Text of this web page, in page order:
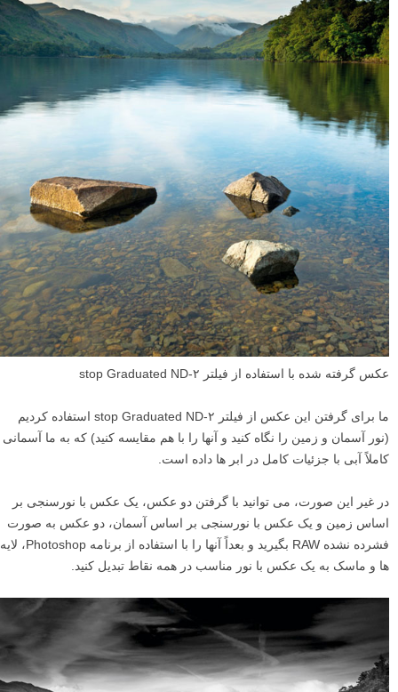
عکس گرفته شده با استفاده از فیلتر ۲-stop Graduated ND
ما برای گرفتن این عکس از فیلتر ۲-stop Graduated ND استفاده کردیم
(نور آسمان و زمین را نگاه کنید و آنها را با هم مقایسه کنید) که به ما آسمانی
کاملاً آبی با جزئیات کامل در ابر ها داده است.
در غیر این صورت، می توانید با گرفتن دو عکس، یک عکس با نورسنجی بر
اساس زمین و یک عکس با نورسنجی بر اساس آسمان، دو عکس به صورت
فشرده نشده RAW بگیرید و بعداً آنها را با استفاده از برنامه Photoshop، لایه
ها و ماسک به یک عکس با نور مناسب در همه نقاط تبدیل کنید.